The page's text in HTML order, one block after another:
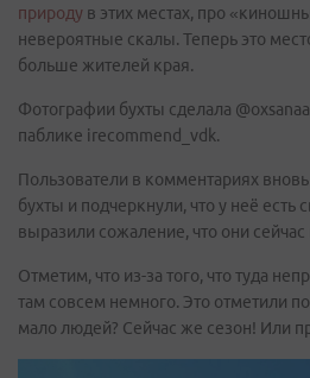
природу в этих местах, про
невероятные скалы. Теперь это
больше жителей края.
Фотографии бухты сделала
паблике irecommend_vdk.
Пользователи в комментариях вновь
бухты и подчеркнули, что у неё есть
выразили сожаление, что они сейчас
Отметим, что из-за того, что туда
там совсем немного. Это отметили
мало людей? Сейчас же сезон! Или